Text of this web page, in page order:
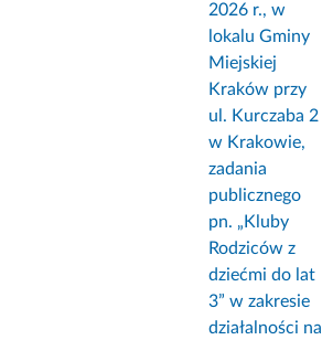
2026 r., w
lokalu Gminy
Miejskiej
Kraków przy
ul. Kurczaba 2
w Krakowie,
zadania
publicznego
pn. „Kluby
Rodziców z
dziećmi do lat
3” w zakresie
działalności na